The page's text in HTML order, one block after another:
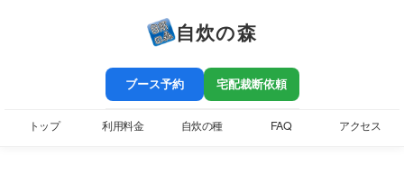
自炊の森
ブース予約 宅配裁断依頼
トップ 利用料金 自炊の種 FAQ アクセス